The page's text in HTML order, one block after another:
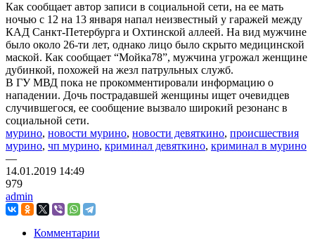
Как сообщает автор записи в социальной сети, на ее мать
ночью с 12 на 13 января напал неизвестный у гаражей между
КАД Санкт-Петербурга и Охтинской аллеей. На вид мужчине
было около 26-ти лет, однако лицо было скрыто медицинской
маской. Как сообщает “Мойка78”, мужчина угрожал женщине
дубинкой, похожей на жезл патрульных служб.
В ГУ МВД пока не прокомментировали информацию о
нападении. Дочь пострадавшей женщины ищет очевидцев
случившегося, ее сообщение вызвало широкий резонанс в
социальной сети.
мурино, новости мурино, новости девяткино, происшествия
мурино, чп мурино, криминал девяткино, криминал в мурино
—
14.01.2019 14:49
979
admin
Комментарии